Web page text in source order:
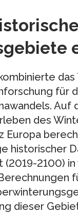
für
Auf
des
Europa
historischer
2100)
dieser